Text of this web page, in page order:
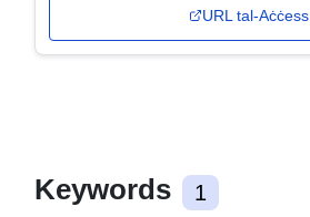
URL tal-Aċċess
Keywords 1